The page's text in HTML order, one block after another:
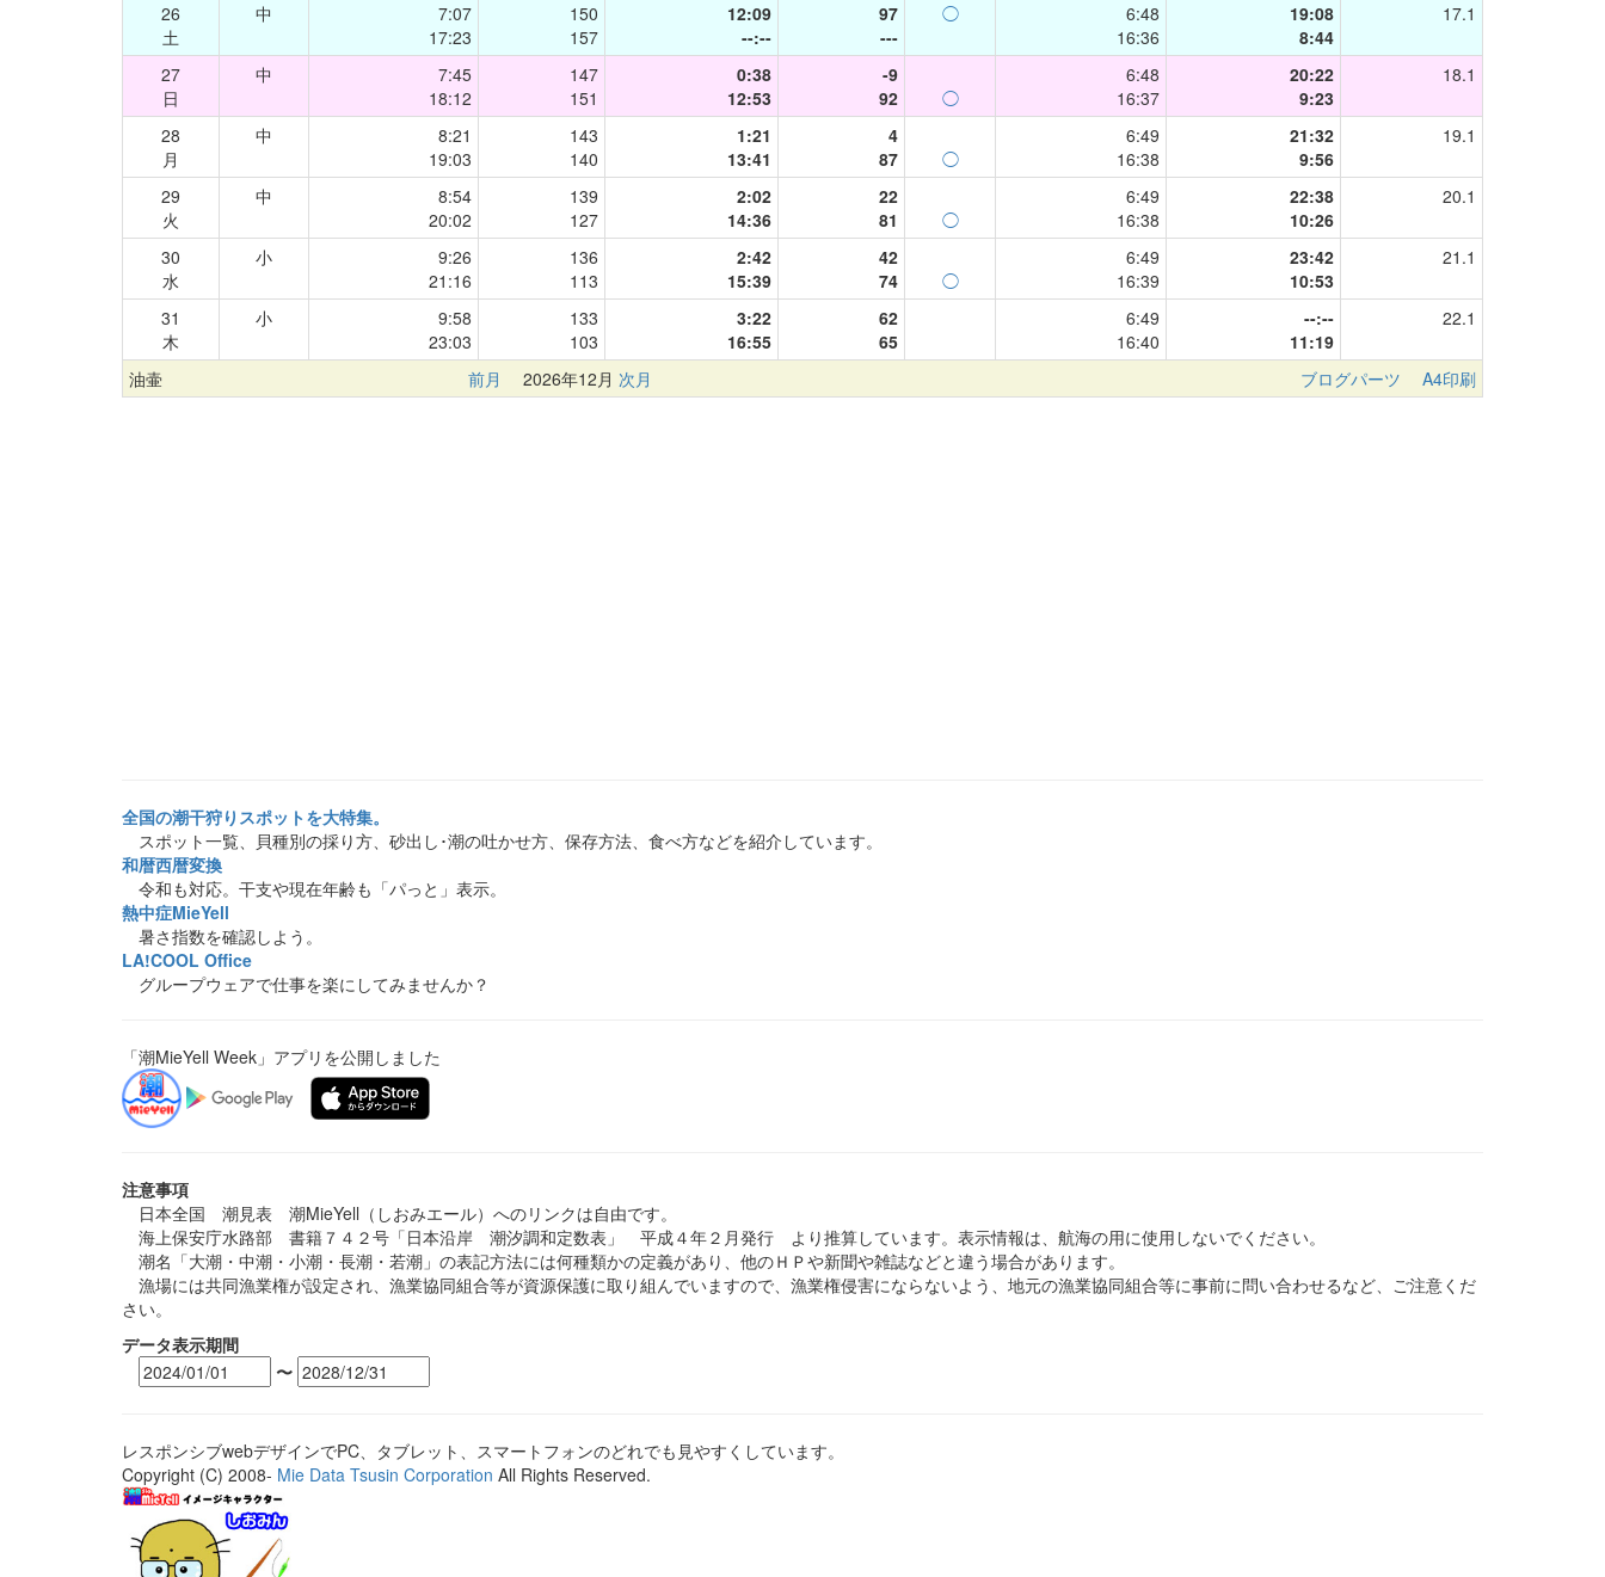
26
土
中
7:07
17:23
150
157
12:09
--:--
97
---
◯
6:48
16:36
19:08
8:44
17.1
27
日
中
7:45
18:12
147
151
0:38
12:53
-9
92
◯
6:48
16:37
20:22
9:23
18.1
28
月
中
8:21
19:03
143
140
1:21
13:41
4
87
◯
6:49
16:38
21:32
9:56
19.1
29
火
中
8:54
20:02
139
127
2:02
14:36
22
81
◯
6:49
16:38
22:38
10:26
20.1
30
水
小
9:26
21:16
136
113
2:42
15:39
42
74
◯
6:49
16:39
23:42
10:53
21.1
31
木
小
9:58
23:03
133
103
3:22
16:55
62
65
6:49
16:40
--:--
11:19
22.1
油壷 前月 2026年12月 次月 ブログパーツ A4印刷
全国の潮干狩りスポットを大特集。
スポット一覧、貝種別の採り方、砂出し･潮の吐かせ方、保存方法、食べ方などを紹介しています。
和暦西暦変換
令和も対応。干支や現在年齢も「パっと」表示。
熱中症MieYell
暑さ指数を確認しよう。
LA!COOL Office
グループウェアで仕事を楽にしてみませんか？
「潮MieYell Week」アプリを公開しました
注意事項
日本全国 潮見表 潮MieYell（しおみエール）へのリンクは自由です。
海上保安庁水路部 書籍７４２号「日本沿岸 潮汐調和定数表」 平成４年２月発行 より推算しています。表示情報は、航海の用に使用しないでください。
潮名「大潮・中潮・小潮・長潮・若潮」の表記方法には何種類かの定義があり、他のＨＰや新聞や雑誌などと違う場合があります。
漁場には共同漁業権が設定され、漁業協同組合等が資源保護に取り組んでいますので、漁業権侵害にならないよう、地元の漁業協同組合等に事前に問い合わせるなど、ご注意くだ
さい。
データ表示期間
〜
レスポンシブwebデザインでPC、タブレット、スマートフォンのどれでも見やすくしています。
Copyright (C) 2008- Mie Data Tsusin Corporation All Rights Reserved.